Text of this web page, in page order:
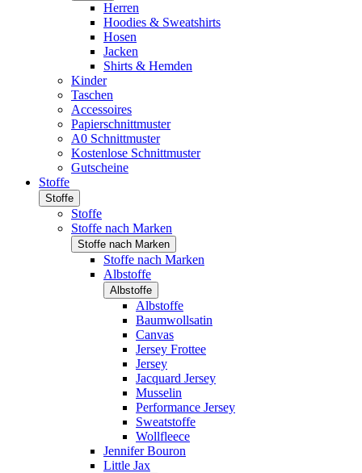
Herren
Hoodies & Sweatshirts
Hosen
Jacken
Shirts & Hemden
Kinder
Taschen
Accessoires
Papierschnittmuster
A0 Schnittmuster
Kostenlose Schnittmuster
Gutscheine
Stoffe
Stoffe
Stoffe
Stoffe nach Marken
Stoffe nach Marken
Stoffe nach Marken
Albstoffe
Albstoffe
Albstoffe
Baumwollsatin
Canvas
Jersey Frottee
Jersey
Jacquard Jersey
Musselin
Performance Jersey
Sweatstoffe
Wollfleece
Jennifer Bouron
Little Jax